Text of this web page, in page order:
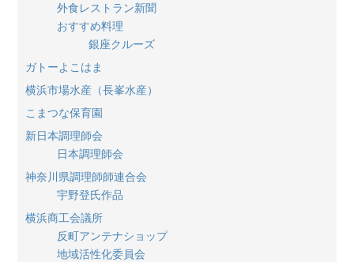
外食レストラン新聞
おすすめ料理
銀座クルーズ
ガトーよこはま
横浜市場水産（長峯水産）
こまつな保育園
新日本調理師会
日本調理師会
神奈川県調理師師連合会
宇野登氏作品
横浜商工会議所
反町アンテナショップ
地域活性化委員会